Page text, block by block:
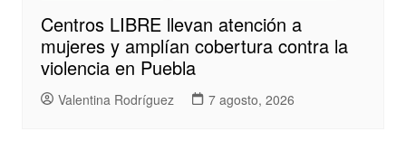
Centros LIBRE llevan atención a
mujeres y amplían cobertura contra la
violencia en Puebla
Valentina Rodríguez 7 agosto, 2026